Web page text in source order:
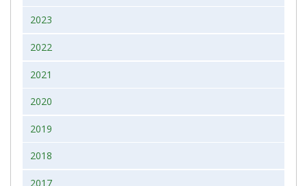
2023
2022
2021
2020
2019
2018
2017